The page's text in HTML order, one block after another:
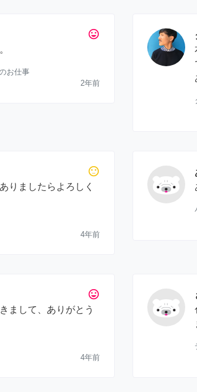
tag_faces
お仕事
2年前
sentiment_neutral
りましたらよろしく
4年前
tag_faces
まして、ありがとう
4年前